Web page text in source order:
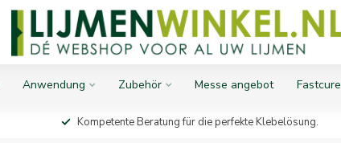
Anwendung Zubehör Messe angebot Fastcure
Kompetente Beratung für die perfekte Klebelösung.